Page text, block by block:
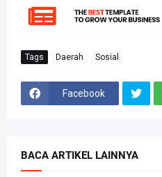
Tags Daerah Sosial
Facebook
BACA ARTIKEL LAINNYA